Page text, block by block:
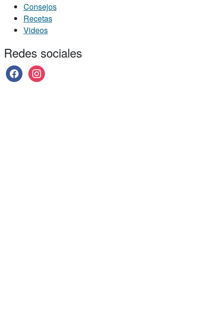
Consejos
Recetas
Videos
Redes sociales
facebookinstagram